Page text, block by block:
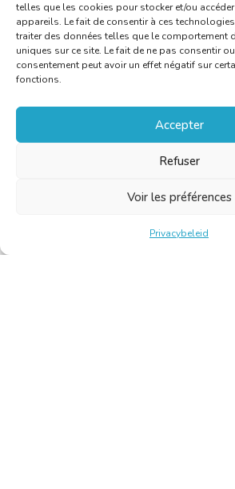
telles que les cookies pour stocker et/ou
appareils. Le fait de consentir à ces
traiter des données telles que le comportement
uniques sur ce site. Le fait de ne pas consentir
consentement peut avoir un effet négatif sur
fonctions.
Accepter
Refuser
Voir les préférences
Privacybeleid